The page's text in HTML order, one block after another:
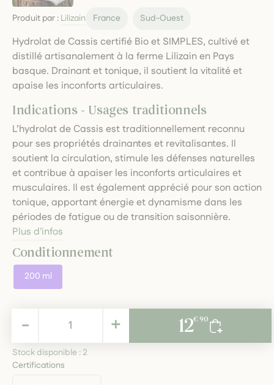
Produit par : Lilizain France Sud-Ouest
Hydrolat de Cassis certifié Bio et SIMPLES, cultivé et
distillé artisanalement à la ferme Lilizain en Pays
basque. Drainant et tonique, il soutient la vitalité et
apaise les inconforts articulaires.
Indications - Usages traditionnels
L’hydrolat de Cassis est traditionnellement reconnu
pour ses propriétés drainantes et revitalisantes. Il
soutient la circulation, stimule les défenses naturelles
et contribue à apaiser les inconforts articulaires et
musculaires. Il est également apprécié pour son action
tonique, apportant énergie et dynamisme dans les
périodes de fatigue ou de transition saisonnière.
Plus d'infos
Conditionnement
200 ml
12,90 € TTC+
- 12€ 90
Stock disponible : 2
Certifications